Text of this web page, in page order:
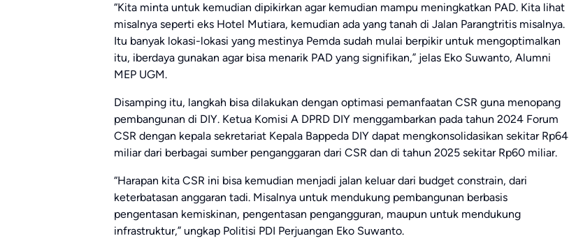
“Kita minta untuk kemudian dipikirkan agar kemudian mampu meningkatkan PAD. Kita lihat
misalnya seperti eks Hotel Mutiara, kemudian ada yang tanah di Jalan Parangtritis misalnya.
Itu banyak lokasi-lokasi yang mestinya Pemda sudah mulai berpikir untuk mengoptimalkan
itu, iberdaya gunakan agar bisa menarik PAD yang signifikan,” jelas Eko Suwanto, Alumni
MEP UGM.
Disamping itu, langkah bisa dilakukan dengan optimasi pemanfaatan CSR guna menopang
pembangunan di DIY. Ketua Komisi A DPRD DIY menggambarkan pada tahun 2024 Forum
CSR dengan kepala sekretariat Kepala Bappeda DIY dapat mengkonsolidasikan sekitar Rp64
miliar dari berbagai sumber penganggaran dari CSR dan di tahun 2025 sekitar Rp60 miliar.
“Harapan kita CSR ini bisa kemudian menjadi jalan keluar dari budget constrain, dari
keterbatasan anggaran tadi. Misalnya untuk mendukung pembangunan berbasis
pengentasan kemiskinan, pengentasan pengangguran, maupun untuk mendukung
infrastruktur,” ungkap Politisi PDI Perjuangan Eko Suwanto.